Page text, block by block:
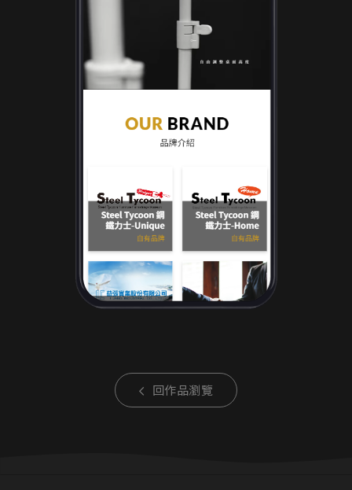
回作品瀏覽